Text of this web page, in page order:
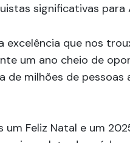
significativas para
que nos
um ano cheio de
de milhões de pessoas
Feliz Natal e um